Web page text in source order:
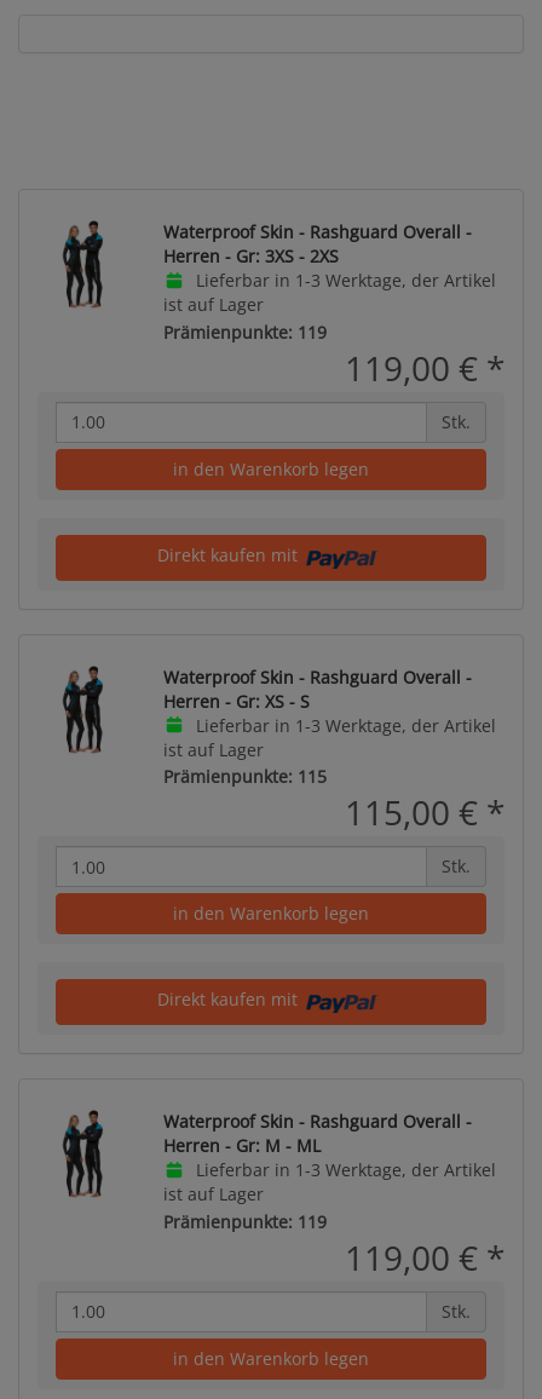
Waterproof Skin - Rashguard Overall -
Herren - Gr: 3XS - 2XS
Lieferbar in 1-3 Werktage, der Artikel
ist auf Lager
Prämienpunkte: 119
119,00 € *
Stk.
in den Warenkorb legen
Direkt kaufen mit
Waterproof Skin - Rashguard Overall -
Herren - Gr: XS - S
Lieferbar in 1-3 Werktage, der Artikel
ist auf Lager
Prämienpunkte: 115
115,00 € *
Stk.
in den Warenkorb legen
Direkt kaufen mit
Waterproof Skin - Rashguard Overall -
Herren - Gr: M - ML
Lieferbar in 1-3 Werktage, der Artikel
ist auf Lager
Prämienpunkte: 119
119,00 € *
Stk.
in den Warenkorb legen